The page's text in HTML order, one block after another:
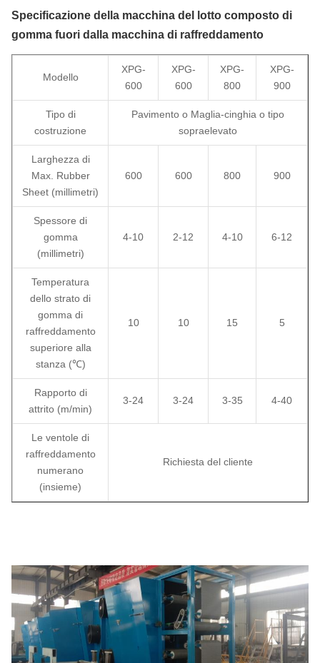
Specificazione della macchina del lotto composto di
gomma fuori dalla macchina di raffreddamento
Modello
XPG-
600
XPG-
600
XPG-
800
XPG-
900
Tipo di
costruzione
Pavimento o Maglia-cinghia o tipo
sopraelevato
Larghezza di
Max. Rubber
Sheet (millimetri)
600 600 800 900
Spessore di
gomma
(millimetri)
4-10 2-12 4-10 6-12
Temperatura
dello strato di
gomma di
raffreddamento
superiore alla
stanza (℃)
10 10 15 5
Rapporto di
attrito (m/min)
3-24 3-24 3-35 4-40
Le ventole di
raffreddamento
numerano
(insieme)
Richiesta del cliente